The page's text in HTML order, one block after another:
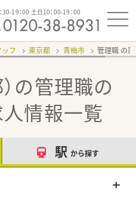
30-19：00 土日10：00-19：00
フ 東京都 青梅市 管理職
の管理職の
人情報一覧
駅 から探す